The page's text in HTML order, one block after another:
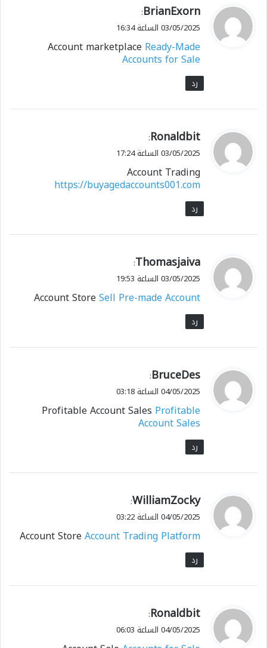
ي
ق
ل
BrianExorn
:
03/05/2025 الساعة 16:34
Account marketplaceReady-Made
Accounts for Sale
رد
ي
ق
ل
Ronaldbit
:
03/05/2025 الساعة 17:24
Account Trading
https://buyagedaccounts001.com
رد
ي
ق
ل
Thomasjaiva
:
03/05/2025 الساعة 19:53
Account StoreSell Pre-made Account
رد
ي
ق
ل
BruceDes
:
04/05/2025 الساعة 03:18
Profitable Account Sales Profitable
Account Sales
رد
ي
ق
ل
WilliamZocky
:
04/05/2025 الساعة 03:22
Account StoreAccount Trading Platform
رد
ي
ق
Ronaldbit
:
04/05/2025 الساعة 06:03